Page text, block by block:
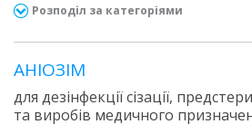
Розподіл за категоріями
АНІОЗІМ
для дезінфекції сізації,
та виробів медичного